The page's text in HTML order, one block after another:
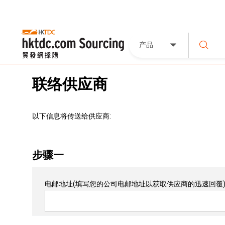
产品
联络供应商
以下信息将传送给供应商:
步骤一
电邮地址(填写您的公司电邮地址以获取供应商的迅速回覆)